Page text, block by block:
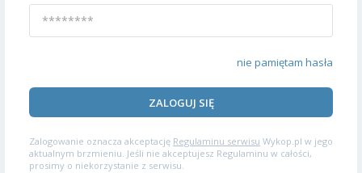
nie pamiętam hasła
ZALOGUJ SIĘ
Zalogowanie oznacza akceptację Regulaminu serwisu Wykop.pl w jego
aktualnym brzmieniu. Jeśli nie akceptujesz Regulaminu w całości,
prosimy o niekorzystanie z serwisu.